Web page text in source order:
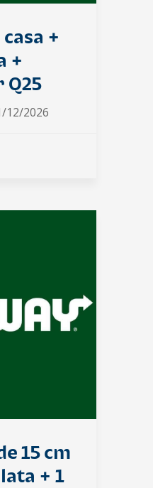
+
+
Q25
12/2026
15 cm
+ 1